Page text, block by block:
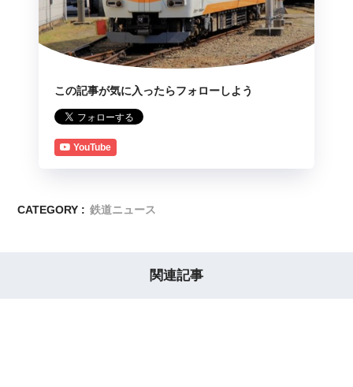
この記事が気に入ったらフォローしよう
YouTube
CATEGORY : 鉄道ニュース
関連記事